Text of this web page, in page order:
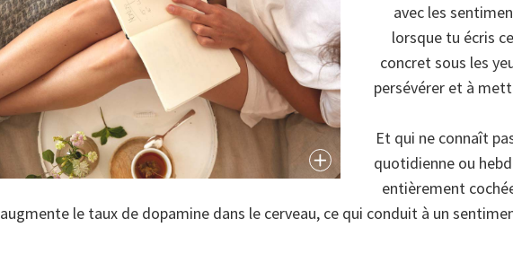
avec les
lorsque tu écris
concret sous les
persévérer et à
Et qui ne connaît
quotidienne ou
entièrement
augmente le taux de dopamine dans le cerveau, ce qui conduit à un